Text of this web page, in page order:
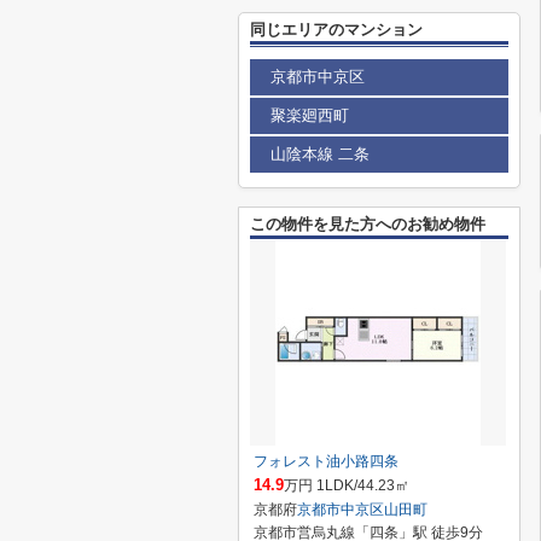
同じエリアのマンション
京都市中京区
聚楽廻西町
山陰本線 二条
この物件を見た方へのお勧め物件
フォレスト油小路四条
14.9万円 1LDK/44.23㎡
京都府京都市中京区山田町
京都市営烏丸線「四条」駅 徒歩9分